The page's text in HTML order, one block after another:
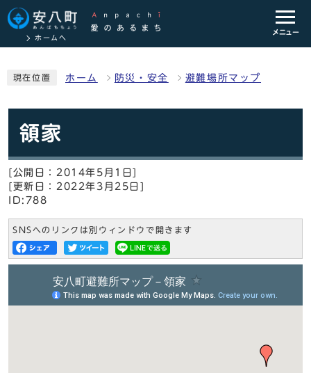
ホームへ
メニュー
現在位置 ホーム 防災・安全 避難場所マップ
領家
[公開日：2014年5月1日]
[更新日：2022年3月25日]
ID:788
SNSへのリンクは別ウィンドウで開きます